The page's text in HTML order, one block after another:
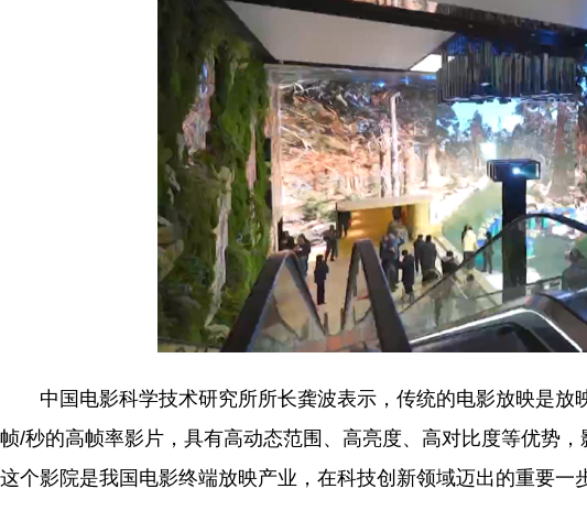
中国电影科学技术研究所所长龚波表示，传统的电影放映是放
帧/秒的高帧率影片，具有高动态范围、高亮度、高对比度等优势
这个影院是我国电影终端放映产业，在科技创新领域迈出的重要一